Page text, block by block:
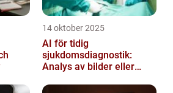
14 oktober 2025
AI för tidig
sjukdomsdiagnostik:
Analys av bilder eller